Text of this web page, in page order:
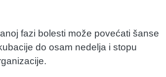
fazi bolesti može povećati šanse
do osam nedelja i stopu